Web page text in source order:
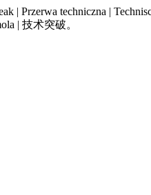
| Przerwa techniczna |
| 技术突破。